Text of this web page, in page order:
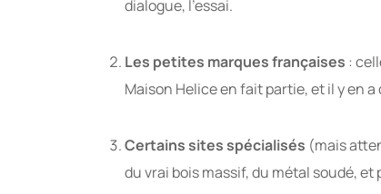
dialogue, l’essai.
Les petites marques françaises :
Maison Helice en fait partie, et il y en a
Certains sites spécialisés (mais
du vrai bois massif, du métal soudé, et